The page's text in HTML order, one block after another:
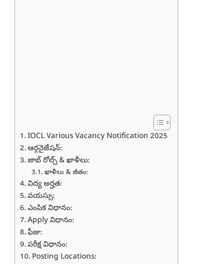
IOCL Various Vacancy Notification 2025
ఆర్గనైజేషన్:
జాబ్ రోల్స్ & ఖాళీలు:
ఖాళీలు & జీతం:
విద్య అర్హత:
వయస్సు:
ఎంపిక విధానం:
Apply విధానం:
ఫీజు:
పరీక్ష విధానం:
Posting Locations: